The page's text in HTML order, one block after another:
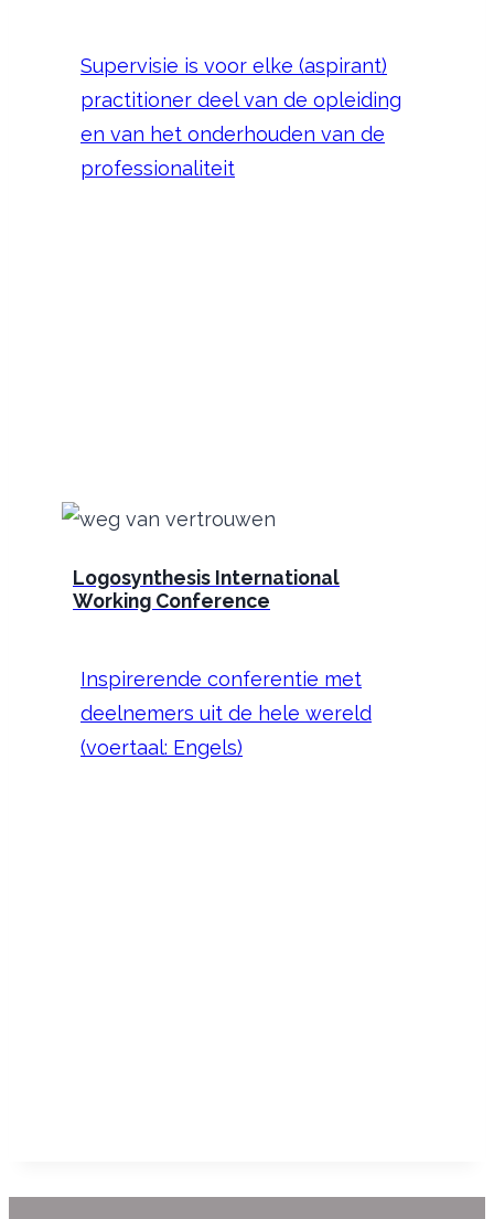
Supervisie is voor elke (aspirant)
practitioner deel van de opleiding
en van het onderhouden van de
professionaliteit
Logosynthesis International
Working Conference
Inspirerende conferentie met
deelnemers uit de hele wereld
(voertaal: Engels)